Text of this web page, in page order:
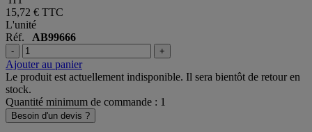
15,72 € TTC
L'unité
Réf. AB99666
- +
Ajouter au panier
Le produit est actuellement indisponible. Il sera bientôt de retour en
stock.
Quantité minimum de commande : 1
Besoin d'un devis ?